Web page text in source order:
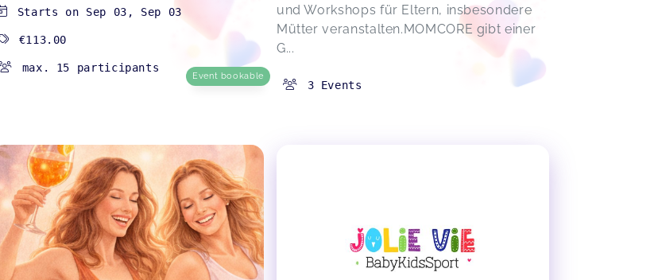
Starts on Sep 03 , Sep 03
€113.00
max. 15 participants
Event bookable
und Workshops für Eltern, insbesondere
Mütter veranstalten.MOMCORE gibt einer
G...
3 Events